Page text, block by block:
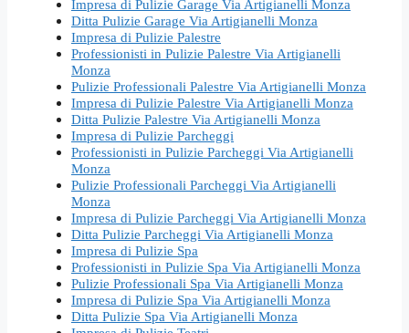
Impresa di Pulizie Garage Via Artigianelli Monza
Ditta Pulizie Garage Via Artigianelli Monza
Impresa di Pulizie Palestre
Professionisti in Pulizie Palestre Via Artigianelli
Monza
Pulizie Professionali Palestre Via Artigianelli Monza
Impresa di Pulizie Palestre Via Artigianelli Monza
Ditta Pulizie Palestre Via Artigianelli Monza
Impresa di Pulizie Parcheggi
Professionisti in Pulizie Parcheggi Via Artigianelli
Monza
Pulizie Professionali Parcheggi Via Artigianelli
Monza
Impresa di Pulizie Parcheggi Via Artigianelli Monza
Ditta Pulizie Parcheggi Via Artigianelli Monza
Impresa di Pulizie Spa
Professionisti in Pulizie Spa Via Artigianelli Monza
Pulizie Professionali Spa Via Artigianelli Monza
Impresa di Pulizie Spa Via Artigianelli Monza
Ditta Pulizie Spa Via Artigianelli Monza